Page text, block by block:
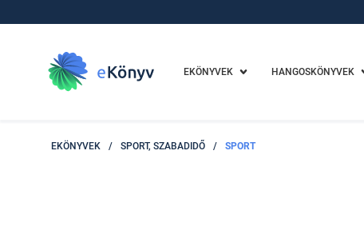
EKÖNYVEK HANGOSKÖNYVEK
EKÖNYVEK / SPORT, SZABADIDŐ / SPORT